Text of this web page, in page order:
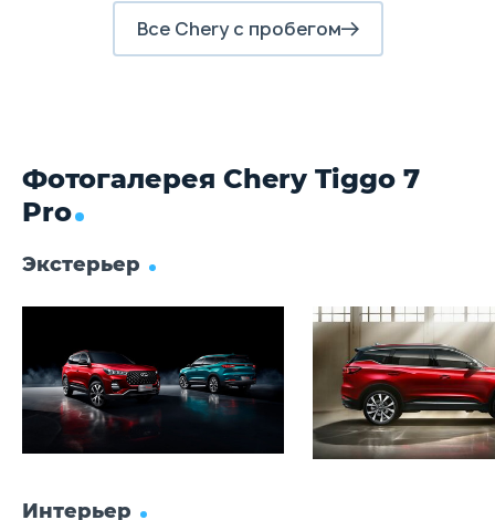
Все Chery с пробегом
Фотогалерея Chery Tiggo 7
Pro
Экстерьер
Интерьер